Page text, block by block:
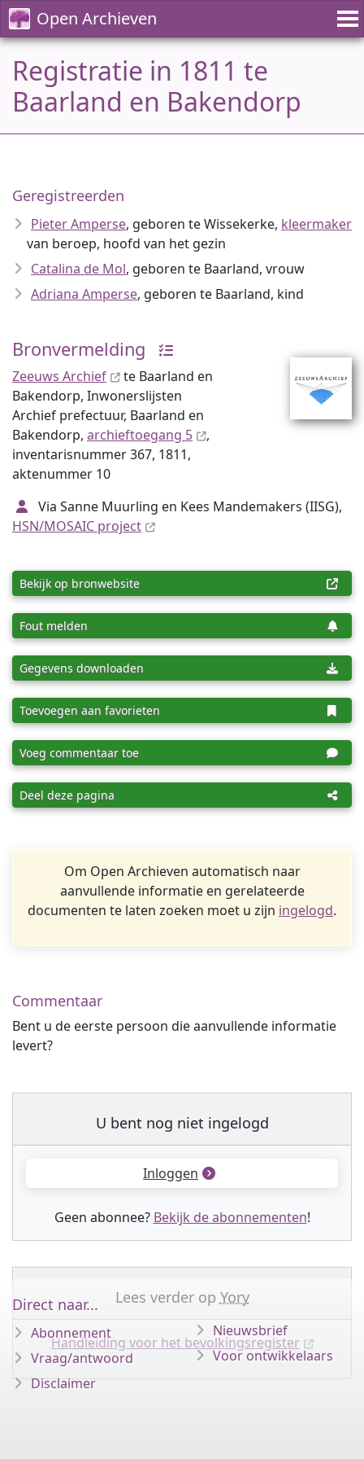
Open Archieven
Registratie in 1811 te
Baarland en Bakendorp
Geregistreerden
Pieter Amperse, geboren te Wissekerke, kleermaker
van beroep, hoofd van het gezin
Catalina de Mol, geboren te Baarland, vrouw
Adriana Amperse, geboren te Baarland, kind
Bronvermelding
Zeeuws Archief
te Baarland en
Bakendorp, Inwonerslijsten
Archief prefectuur, Baarland en
Bakendorp, archieftoegang 5
,
inventaris­num­mer 367, 1811,
aktenummer 10
Via Sanne Muurling en Kees Mandemakers (IISG),
HSN/MOSAIC project
Bekijk op bronwebsite
Fout melden
Gegevens downloaden
Toevoegen aan favorieten
Voeg commentaar toe
Deel deze pagina
Om Open Archieven automatisch naar
aanvullende informatie en gerelateerde
documenten te laten zoeken moet u zijn ingelogd.
Commentaar
Bent u de eerste persoon die aanvullende informatie
levert?
U bent nog niet ingelogd
Inloggen
Geen abonnee? Bekijk de abonnementen!
Lees verder op Yory
Handleiding voor het bevolkingsregister
Direct naar...
Abonnement
Vraag/antwoord
Disclaimer
Nieuwsbrief
Voor ontwikkelaars